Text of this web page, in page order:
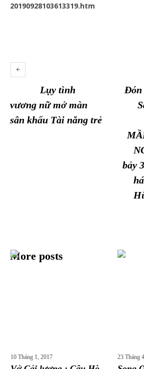
20190928103613319.htm
Lụy tình
vương nữ mở màn
sân khấu Tài năng trẻ
Đón
bảy
More posts
10 Tháng 1, 2017 23 Tháng